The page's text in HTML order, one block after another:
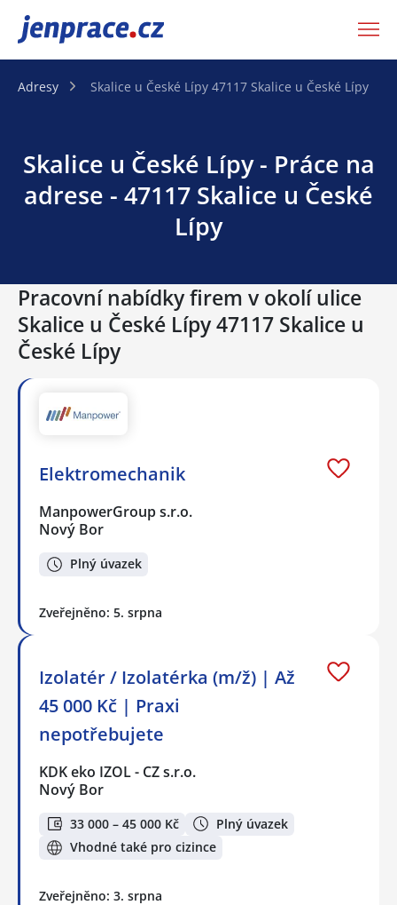
JenPráce.cz
Adresy Skalice u České Lípy 47117 Skalice u České Lípy
Skalice u České Lípy - Práce na
adrese - 47117 Skalice u České
Lípy
Pracovní nabídky firem v okolí ulice
Skalice u České Lípy 47117 Skalice u
České Lípy
Elektromechanik
ManpowerGroup s.r.o.
Nový Bor
Plný úvazek
Zveřejněno: 5. srpna
Izolatér / Izolatérka (m/ž) | Až
45 000 Kč | Praxi
nepotřebujete
KDK eko IZOL - CZ s.r.o.
Nový Bor
33 000 – 45 000 Kč
Plný úvazek
Vhodné také pro cizince
Zveřejněno: 3. srpna